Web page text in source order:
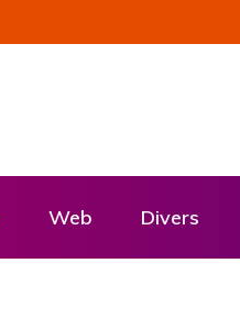
Web Divers